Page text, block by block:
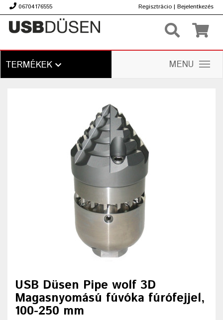
06704176555 Regisztrácio | Bejelentkezés
TERMÉKEK MENU
USB Düsen Pipe wolf 3D
Magasnyomású fúvóka fúrófejjel,
100-250 mm